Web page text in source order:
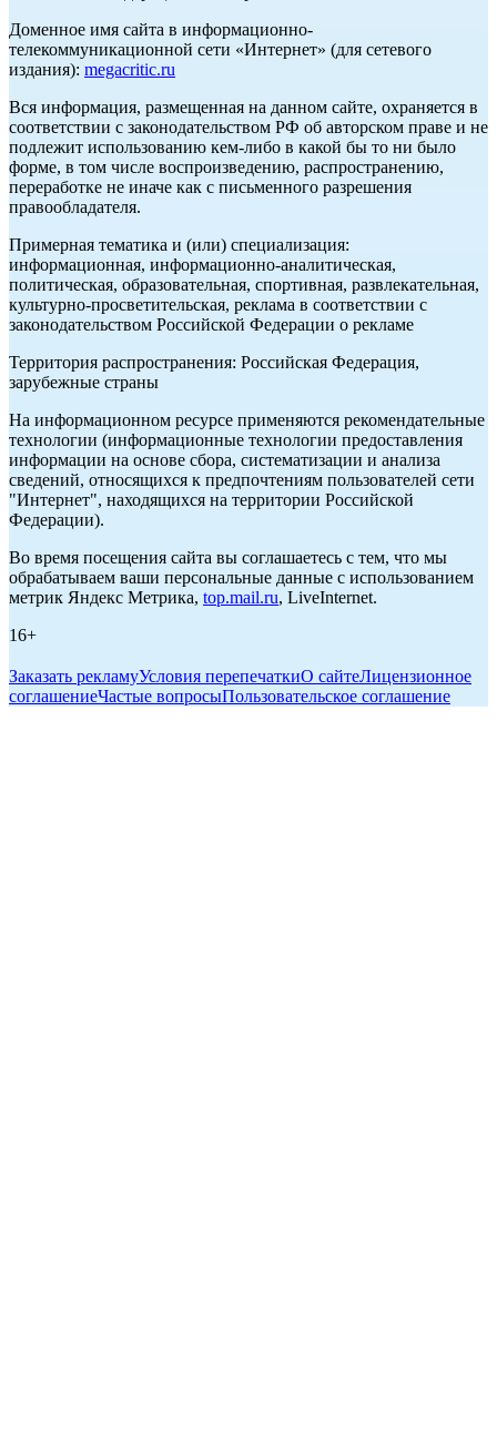
Доменное имя сайта в информационно-
телекоммуникационной сети «Интернет» (для сетевого
издания): megacritic.ru
Вся информация, размещенная на данном сайте, охраняется в
соответствии с законодательством РФ об авторском праве и не
подлежит использованию кем-либо в какой бы то ни было
форме, в том числе воспроизведению, распространению,
переработке не иначе как с письменного разрешения
правообладателя.
Примерная тематика и (или) специализация:
информационная, информационно-аналитическая,
политическая, образовательная, спортивная, развлекательная,
культурно-просветительская, реклама в соответствии с
законодательством Российской Федерации о рекламе
Территория распространения: Российская Федерация,
зарубежные страны
На информационном ресурсе применяются рекомендательные
технологии (информационные технологии предоставления
информации на основе сбора, систематизации и анализа
сведений, относящихся к предпочтениям пользователей сети
"Интернет", находящихся на территории Российской
Федерации).
Во время посещения сайта вы соглашаетесь с тем, что мы
обрабатываем ваши персональные данные с использованием
метрик Яндекс Метрика, top.mail.ru, LiveInternet.
16+
Заказать рекламуУсловия перепечаткиО сайтеЛицензионное
соглашениеЧастые вопросыПользовательское соглашение